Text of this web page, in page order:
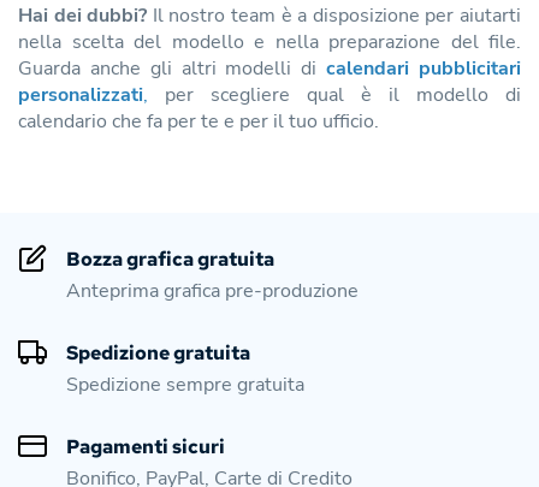
Hai dei dubbi? Il nostro team è a disposizione per aiutarti
nella scelta del modello e nella preparazione del file.
Guarda anche gli altri modelli dicalendari pubblicitari
personalizzati, per scegliere qual è il modello di
calendario che fa per te e per il tuo ufficio.
Bozza grafica gratuita
Anteprima grafica pre-produzione
Spedizione gratuita
Spedizione sempre gratuita
Pagamenti sicuri
Bonifico, PayPal, Carte di Credito